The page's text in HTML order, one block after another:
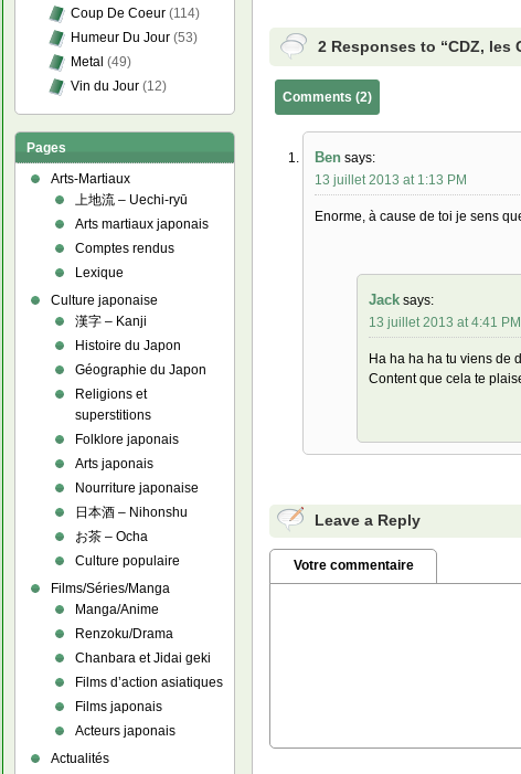
2 Responses to “CDZ, les
Comments (2)
Ben says:
13 juillet 2013 at 1:13 PM
Enorme, à cause de toi je sens
Jack says:
13 juillet 2013 at 4:41 PM
Ha ha ha ha tu viens de
Content que cela te
Leave a Reply
Votre commentaire
Coup De Coeur (114)
Humeur Du Jour (53)
Metal (49)
Vin du Jour (12)
Pages
Arts-Martiaux
上地流 – Uechi-ryū
Arts martiaux japonais
Comptes rendus
Lexique
Culture japonaise
漢字 – Kanji
Histoire du Japon
Géographie du Japon
Religions et
superstitions
Folklore japonais
Arts japonais
Nourriture japonaise
日本酒 – Nihonshu
お茶 – Ocha
Culture populaire
Films/Séries/Manga
Manga/Anime
Renzoku/Drama
Chanbara et Jidai geki
Films d’action asiatiques
Films japonais
Acteurs japonais
Actualités